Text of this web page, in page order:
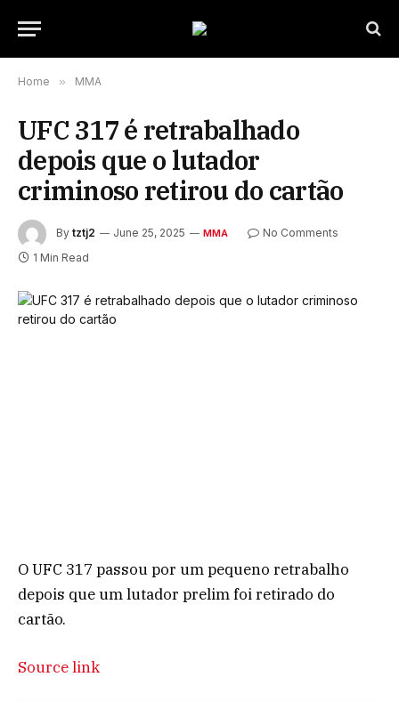
Home » MMA
UFC 317 é retrabalhado
depois que o lutador
criminoso retirou do cartão
By tztj2 June 25, 2025 MMA
No Comments
1 Min Read
O UFC 317 passou por um pequeno retrabalho
depois que um lutador prelim foi retirado do
cartão.
Source link